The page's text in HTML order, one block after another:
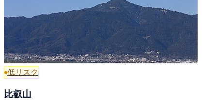
低リスク
比叡山